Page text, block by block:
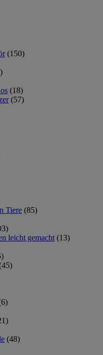
(150)
(18)
(57)
Tiere (85)
leicht gemacht (13)
(48)